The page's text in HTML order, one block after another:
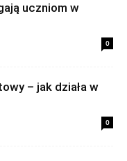
uczniom w
0
– jak działa w
0